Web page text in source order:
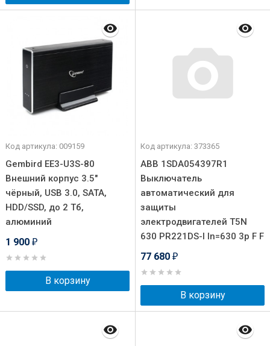
Код артикула: 009159
Gembird EE3-U3S-80
Внешний корпус 3.5"
чёрный, USB 3.0, SATA,
HDD/SSD, до 2 Тб,
алюминий
1 900 ₽
В корзину
Код артикула: 373365
ABB 1SDA054397R1
Выключатель
автоматический для
защиты
электродвигателей T5N
630 PR221DS-I In=630 3p F F
77 680 ₽
В корзину